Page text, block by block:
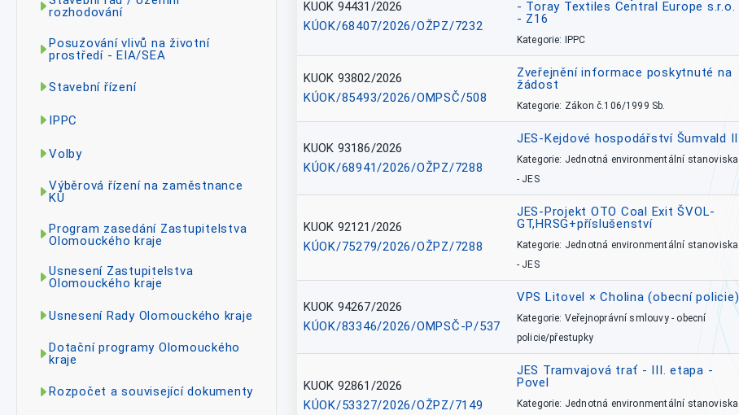
rozhodování
Posuzování vlivů na životní
prostředí - EIA/SEA
Stavební řízení
IPPC
Volby
Výběrová řízení na zaměstnance
KÚ
Program zasedání Zastupitelstva
Olomouckého kraje
Usnesení Zastupitelstva
Olomouckého kraje
Usnesení Rady Olomouckého kraje
Dotační programy Olomouckého
kraje
Rozpočet a související dokumenty
KUOK 94431/2026
KÚOK/68407/2026/OŽPZ/7232
- Toray Textiles Central Europe s.r.o.
- Z16
Kategorie: IPPC
KUOK 93802/2026
KÚOK/85493/2026/OMPSČ/508
Zveřejnění informace poskytnuté na
žádost
Kategorie: Zákon č.106/1999 Sb.
KUOK 93186/2026
KÚOK/68941/2026/OŽPZ/7288
JES-Kejdové hospodářství Šumvald II
Kategorie: Jednotná environmentální stanoviska
- JES
KUOK 92121/2026
KÚOK/75279/2026/OŽPZ/7288
JES-Projekt OTO Coal Exit ŠVOL-
GT,HRSG+příslušenství
Kategorie: Jednotná environmentální stanoviska
- JES
KUOK 94267/2026
KÚOK/83346/2026/OMPSČ-P/537
VPS Litovel × Cholina (obecní policie)
Kategorie: Veřejnoprávní smlouvy - obecní
policie/přestupky
KUOK 92861/2026
KÚOK/53327/2026/OŽPZ/7149
JES Tramvajová trať - III. etapa -
Povel
Kategorie: Jednotná environmentální stanoviska